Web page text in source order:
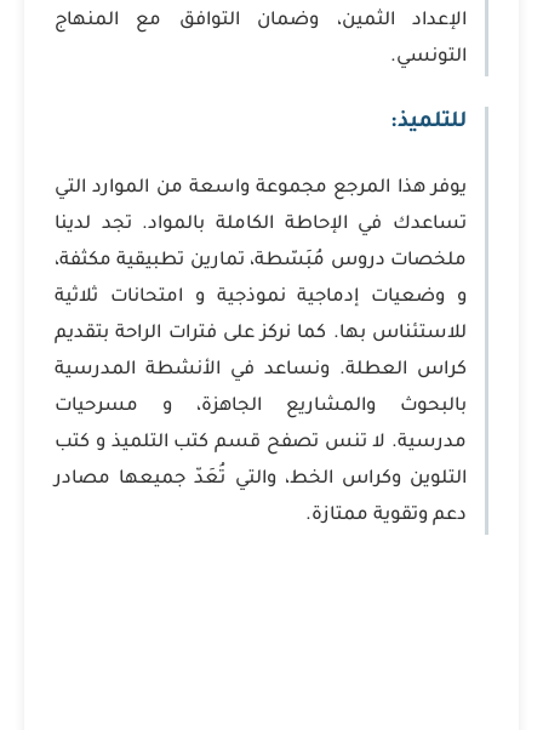
الإعداد الثمين، وضمان التوافق مع المنهاج
التونسي.
للتلميذ:
يوفر هذا المرجع مجموعة واسعة من الموارد التي
تساعدك في الإحاطة الكاملة بالمواد. تجد لدينا
ملخصات دروس مُبَسّطة، تمارين تطبيقية مكثفة،
و وضعيات إدماجية نموذجية و امتحانات ثلاثية
للاستئناس بها. كما نركز على فترات الراحة بتقديم
كراس العطلة. ونساعد في الأنشطة المدرسية
بالبحوث والمشاريع الجاهزة، و مسرحيات
مدرسية. لا تنس تصفح قسم كتب التلميذ و كتب
التلوين وكراس الخط، والتي تُعَدّ جميعها مصادر
دعم وتقوية ممتازة.